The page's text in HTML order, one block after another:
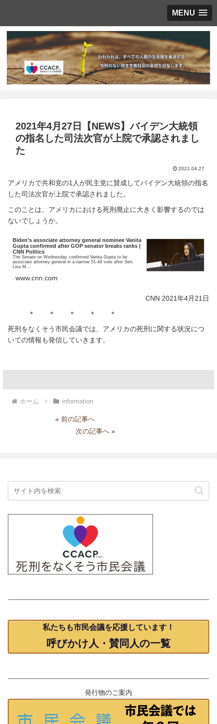
MENU
2021年4月27日【NEWS】バイデン大統領
の指名した司法次官が上院で承認されまし
た
2021.04.27
アメリカで共和党の1人が民主党に賛成してバイデン大統領の指名
した司法次官が上院で承認されました。
このことは、アメリカにおける死刑廃止に大きく影響するのでは
ないでしょうか。
Biden’s associate attorney general nominee Vanita
Gupta confirmed after GOP senator breaks ranks |
CNN Politics
The Senate on Wednesday confirmed Vanita Gupta to be
associate attorney general in a narrow 51-49 vote after Sen.
Lisa M...
www.cnn.com
CNN 2021年4月21日
＊ ＊ ＊ ＊ ＊
死刑をなくそう市民会議では、アメリカの死刑に関する状況につ
いての情報も発信していきます。
ホーム information
« 前の記事へ
次の記事へ »
私たちも市民会議を応援しています！
呼びかけ人・賛同人の一覧
発行物のご案内